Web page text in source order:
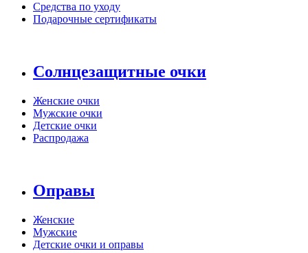
Средства по уходу
Подарочные сертификаты
Солнцезащитные очки
Женские очки
Мужские очки
Детские очки
Распродажа
Оправы
Женские
Мужские
Детские очки и оправы